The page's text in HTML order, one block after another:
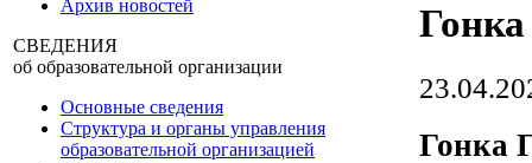
Архив новостей
СВЕДЕНИЯ
об образовательной организации
Основные сведения
Структура и органы управления
образовательной организацией
Гонка